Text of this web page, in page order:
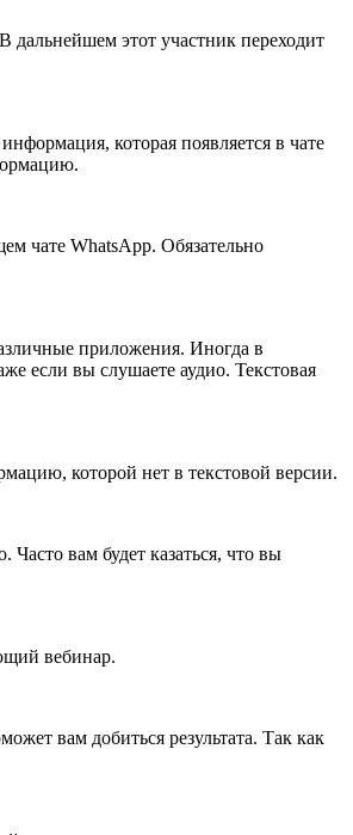
дальнейшем этот участник переходит
которая появляется в чате
чате WhatsApp. Обязательно
приложения. Иногда в
если вы слушаете аудио. Текстовая
которой нет в текстовой версии.
вам будет казаться, что вы
вебинар.
вам добиться результата. Так как